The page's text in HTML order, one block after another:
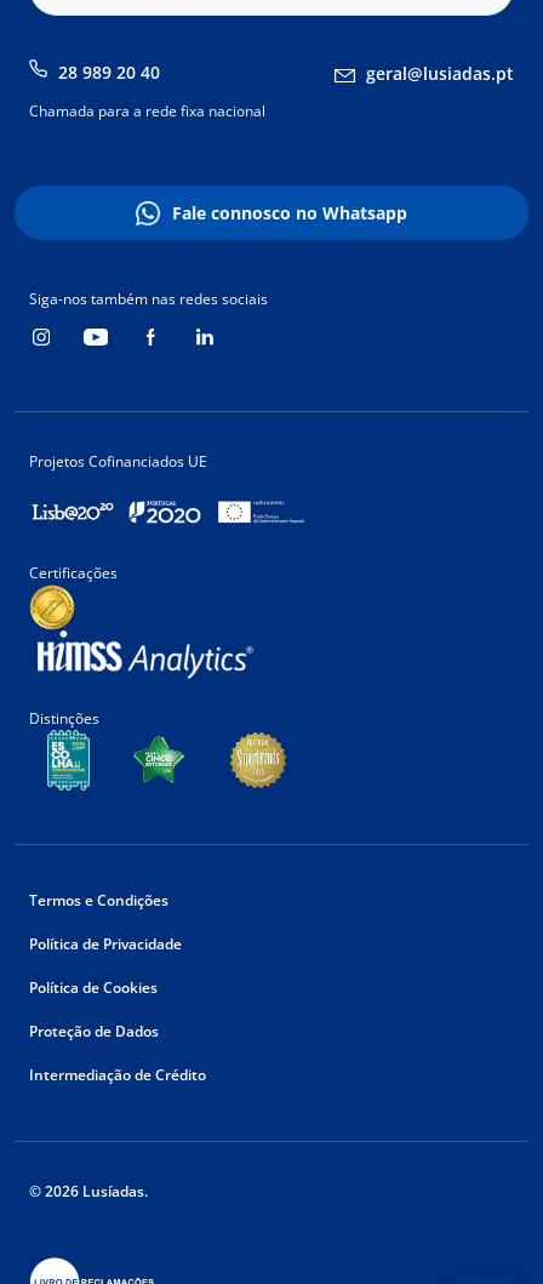
28 989 20 40 geral@lusiadas.pt
Chamada para a rede fixa nacional
Fale connosco no Whatsapp
Siga-nos também nas redes sociais
Projetos Cofinanciados UE
Certificações
Distinções
Termos e Condições
Política de Privacidade
Política de Cookies
Proteção de Dados
Intermediação de Crédito
© 2026 Lusíadas.